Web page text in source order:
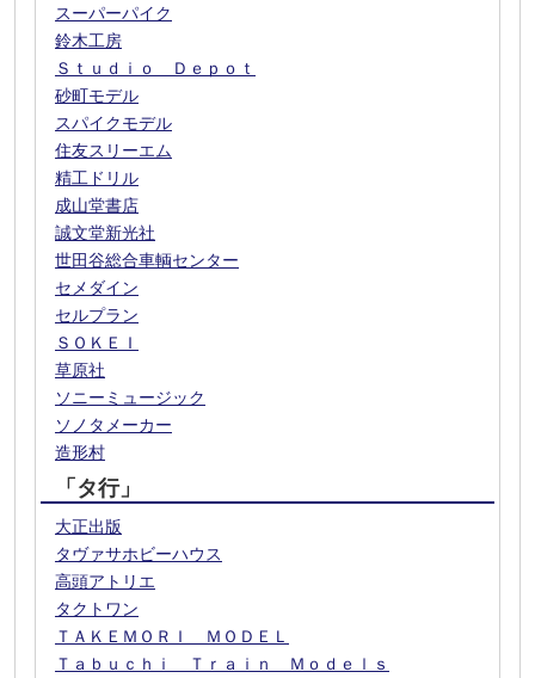
スーパーパイク
鈴木工房
Ｓｔｕｄｉｏ Ｄｅｐｏｔ
砂町モデル
スパイクモデル
住友スリーエム
精工ドリル
成山堂書店
誠文堂新光社
世田谷総合車輌センター
セメダイン
セルプラン
ＳＯＫＥＩ
草原社
ソニーミュージック
ソノタメーカー
造形村
「タ行」
大正出版
タヴァサホビーハウス
高頭アトリエ
タクトワン
ＴＡＫＥＭＯＲＩ ＭＯＤＥＬ
Ｔａｂｕｃｈｉ Ｔｒａｉｎ Ｍｏｄｅｌｓ